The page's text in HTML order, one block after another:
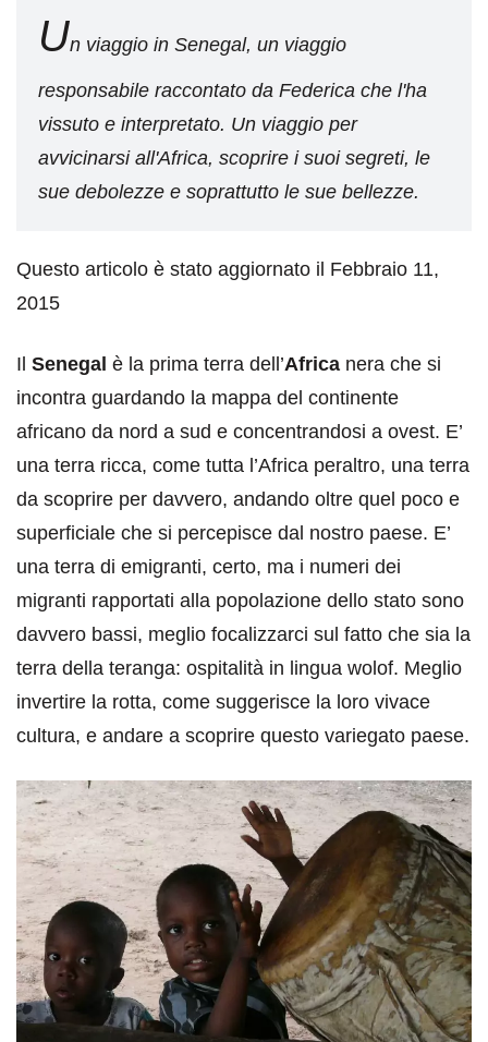
Un viaggio in Senegal, un viaggio
responsabile raccontato da Federica che l'ha
vissuto e interpretato. Un viaggio per
avvicinarsi all'Africa, scoprire i suoi segreti, le
sue debolezze e soprattutto le sue bellezze.
Questo articolo è stato aggiornato il Febbraio 11,
2015
Il Senegal è la prima terra dell’Africa nera che si
incontra guardando la mappa del continente
africano da nord a sud e concentrandosi a ovest. E’
una terra ricca, come tutta l’Africa peraltro, una terra
da scoprire per davvero, andando oltre quel poco e
superficiale che si percepisce dal nostro paese. E’
una terra di emigranti, certo, ma i numeri dei
migranti rapportati alla popolazione dello stato sono
davvero bassi, meglio focalizzarci sul fatto che sia la
terra della teranga: ospitalità in lingua wolof. Meglio
invertire la rotta, come suggerisce la loro vivace
cultura, e andare a scoprire questo variegato paese.